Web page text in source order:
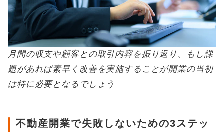
月間の収支や顧客との取引内容を振り返り、もし課
題があれば素早く改善を実施することが開業の当初
は特に必要となるでしょう
不動産開業で失敗しないための3ステッ